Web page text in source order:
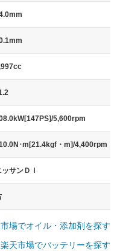
5,600rpm
･m[21.4kgf・m]/4,400rpm
ッサンＤｉ
場でオイル・添加剤を探す
楽天市場でバッテリーを探す